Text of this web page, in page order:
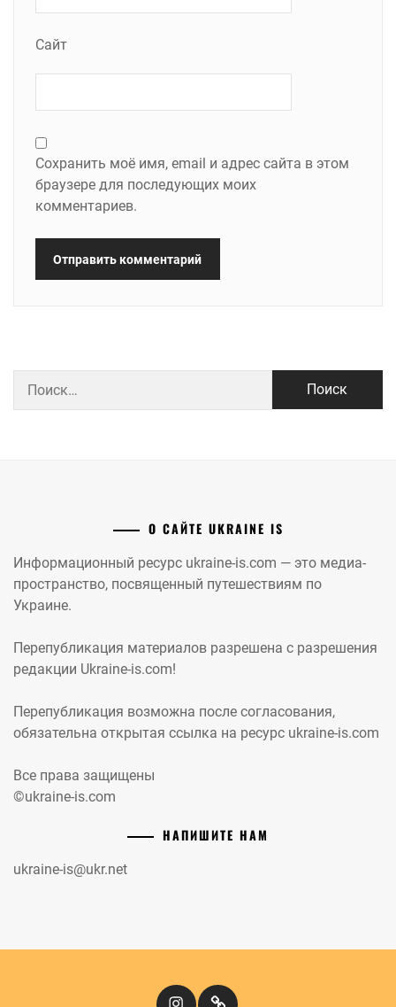
Сайт
Сохранить моё имя, email и адрес сайта в этом
браузере для последующих моих
комментариев.
О САЙТЕ UKRAINE IS
Информационный ресурс ukraine-is.com — это медиа-
пространство, посвященный путешествиям по
Украине.
Перепубликация материалов разрешена с разрешения
редакции Ukraine-is.com!
Перепубликация возможна после согласования,
обязательна открытая ссылка на ресурс ukraine-is.com
Все права защищены
©ukraine-is.com
НАПИШИТЕ НАМ
ukraine-is@ukr.net
InstagramКіномандри